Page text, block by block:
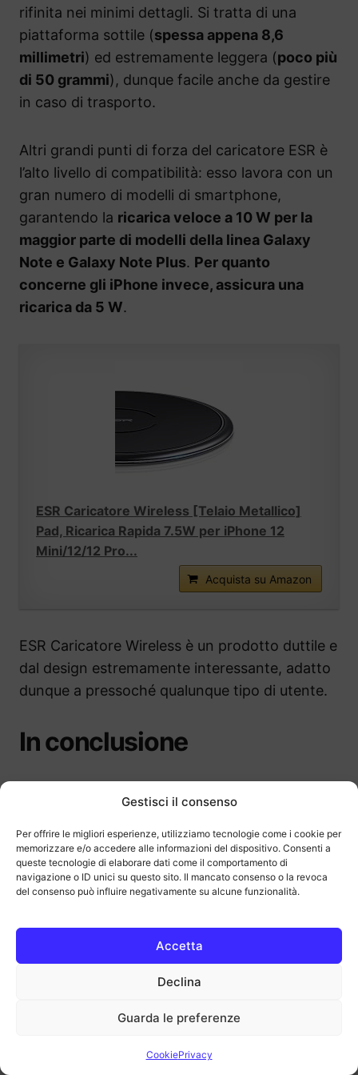
Gestisci il consenso
Per offrire le migliori esperienze, utilizziamo tecnologie come i cookie per
memorizzare e/o accedere alle informazioni del dispositivo. Consenti a
queste tecnologie di elaborare dati come il comportamento di
navigazione o ID unici su questo sito. Il mancato consenso o la revoca
del consenso può influire negativamente su alcune funzionalità.
Accetta
Declina
Guarda le preferenze
CookiePrivacy
rifinita nei minimi dettagli. Si tratta di una
piattaforma sottile (spessa appena 8,6
millimetri) ed estremamente leggera (poco più
di 50 grammi), dunque facile anche da gestire
in caso di trasporto.
Altri grandi punti di forza del caricatore ESR è
l’alto livello di compatibilità: esso lavora con un
gran numero di modelli di smartphone,
garantendo la ricarica veloce a 10 W per la
maggior parte di modelli della linea Galaxy
Note e Galaxy Note Plus. Per quanto
concerne gli iPhone invece, assicura una
ricarica da 5 W.
ESR Caricatore Wireless [Telaio Metallico]
Pad, Ricarica Rapida 7.5W per iPhone 12
Mini/12/12 Pro...
Acquista su Amazon
ESR Caricatore Wireless è un prodotto duttile e
dal design estremamente interessante, adatto
dunque a pressoché qualunque tipo di utente.
In conclusione
Si tende a vedere la tecnologia wireless come
in realtà, i caricabatterie wireless moderni
offrono una dispersione energetica molto
contenuta e, l’assenza di fili fastidiosi, è un
Di fatto, optare per questa modalità di ricarica
risulta piuttosto vantaggioso e, nel giro dei
tutta probabilità ad affermarsi ulteriormente.